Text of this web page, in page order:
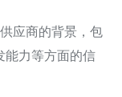
应商的背景，包
能力等方面的信